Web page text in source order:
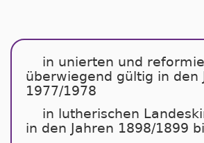
in unierten und
überwiegend gültig in den
1977/1978
in lutherischen
in den Jahren 1898/1899